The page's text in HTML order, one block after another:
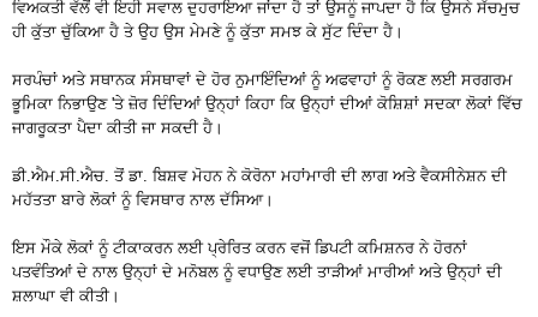
ਵਿਅਕਤੀ ਵੱਲੋਂ ਵੀ ਇਹੀ ਸਵਾਲ ਦੁਹਰਾਇਆ ਜਾਂਦਾ ਹੈ ਤਾਂ ਉਸਨੂੰ ਜਾਪਦਾ ਹੈ ਕਿ ਉਸਨੇ ਸੱਚਮੁਚ
ਹੀ ਕੁੱਤਾ ਚੁੱਕਿਆ ਹੈ ਤੇ ਉਹ ਉਸ ਮੇਮਣੇ ਨੂੰ ਕੁੱਤਾ ਸਮਝ ਕੇ ਸੁੱਟ ਦਿੰਦਾ ਹੈ।
ਸਰਪੰਚਾਂ ਅਤੇ ਸਥਾਨਕ ਸੰਸਥਾਵਾਂ ਦੇ ਹੋਰ ਨੁਮਾਇੰਦਿਆਂ ਨੂੰ ਅਫਵਾਹਾਂ ਨੂੰ ਰੋਕਣ ਲਈ ਸਰਗਰਮ
ਭੂਮਿਕਾ ਨਿਭਾਉਣ 'ਤੇ ਜ਼ੋਰ ਦਿੰਦਿਆਂ ਉਨ੍ਹਾਂ ਕਿਹਾ ਕਿ ਉਨ੍ਹਾਂ ਦੀਆਂ ਕੋਸ਼ਿਸ਼ਾਂ ਸਦਕਾ ਲੋਕਾਂ ਵਿੱਚ
ਜਾਗਰੂਕਤਾ ਪੈਦਾ ਕੀਤੀ ਜਾ ਸਕਦੀ ਹੈ।
ਡੀ.ਐਮ.ਸੀ.ਐਚ. ਤੋਂ ਡਾ. ਬਿਸ਼ਵ ਮੋਹਨ ਨੇ ਕੋਰੋਨਾ ਮਹਾਂਮਾਰੀ ਦੀ ਲਾਗ ਅਤੇ ਵੈਕਸੀਨੇਸ਼ਨ ਦੀ
ਮਹੱਤਤਾ ਬਾਰੇ ਲੋਕਾਂ ਨੂੰ ਵਿਸਥਾਰ ਨਾਲ ਦੱਸਿਆ।
ਇਸ ਮੌਕੇ ਲੋਕਾਂ ਨੂੰ ਟੀਕਾਕਰਨ ਲਈ ਪ੍ਰੇਰਿਤ ਕਰਨ ਵਜੋਂ ਡਿਪਟੀ ਕਮਿਸ਼ਨਰ ਨੇ ਹੋਰਨਾਂ
ਪਤਵੰਤਿਆਂ ਦੇ ਨਾਲ ਉਨ੍ਹਾਂ ਦੇ ਮਨੋਬਲ ਨੂੰ ਵਧਾਉਣ ਲਈ ਤਾੜੀਆਂ ਮਾਰੀਆਂ ਅਤੇ ਉਨ੍ਹਾਂ ਦੀ
ਸ਼ਲਾਘਾ ਵੀ ਕੀਤੀ।